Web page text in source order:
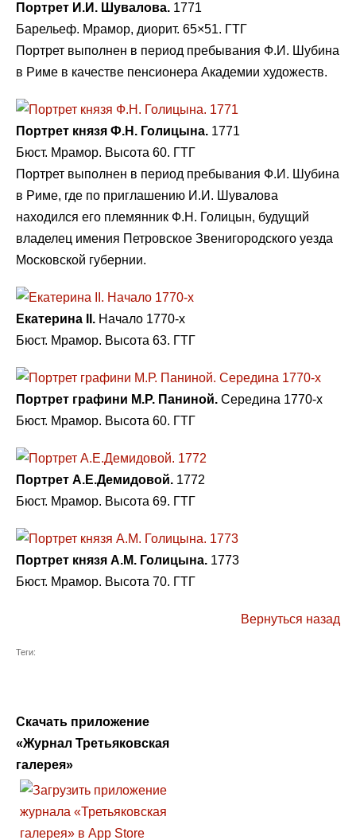
Портрет И.И. Шувалова. 1771
Барельеф. Мрамор, диорит. 65×51. ГТГ
Портрет выполнен в период пребывания Ф.И. Шубина
в Риме в качестве пенсионера Академии художеств.
Портрет князя Ф.Н. Голицына. 1771
Бюст. Мрамор. Высота 60. ГТГ
Портрет выполнен в период пребывания Ф.И. Шубина
в Риме, где по приглашению И.И. Шувалова
находился его племянник Ф.Н. Голицын, будущий
владелец имения Петровское Звенигородского уезда
Московской губернии.
Екатерина II. Начало 1770-х
Бюст. Мрамор. Высота 63. ГТГ
Портрет графини М.Р. Паниной. Середина 1770-х
Бюст. Мрамор. Высота 60. ГТГ
Портрет А.Е.Демидовой. 1772
Бюст. Мрамор. Высота 69. ГТГ
Портрет князя А.М. Голицына. 1773
Бюст. Мрамор. Высота 70. ГТГ
Вернуться назад
Теги:
Скачать приложение
«Журнал Третьяковская
галерея»